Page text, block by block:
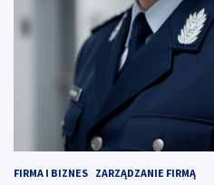
FIRMA I BIZNES ZARZĄDZANIE FIRMĄ